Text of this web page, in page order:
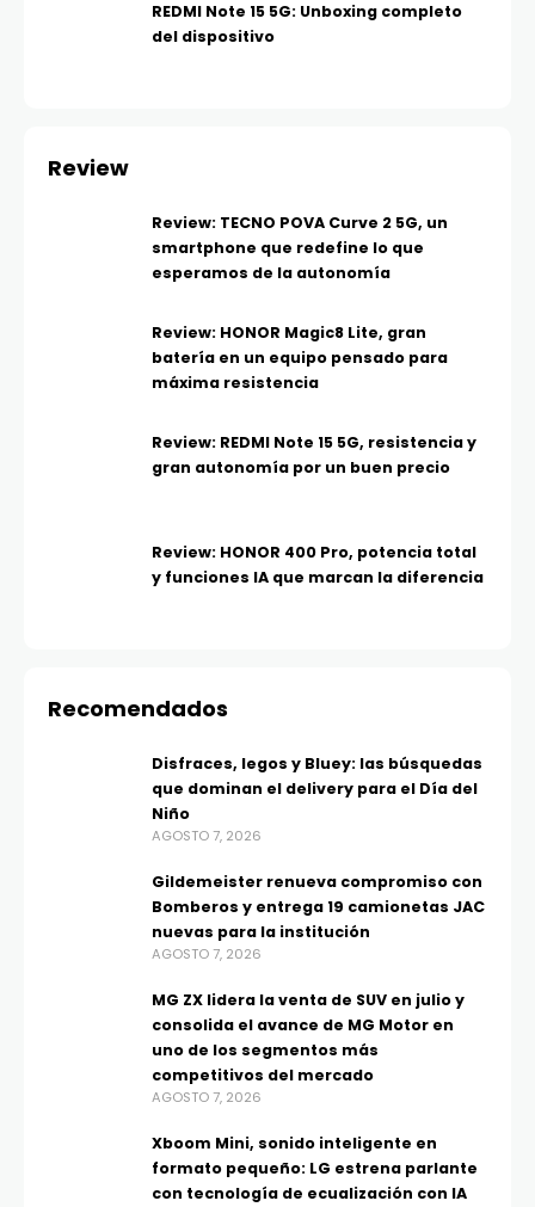
REDMI Note 15 5G: Unboxing completo
del dispositivo
Review
Review: TECNO POVA Curve 2 5G, un
smartphone que redefine lo que
esperamos de la autonomía
Review: HONOR Magic8 Lite, gran
batería en un equipo pensado para
máxima resistencia
Review: REDMI Note 15 5G, resistencia y
gran autonomía por un buen precio
Review: HONOR 400 Pro, potencia total
y funciones IA que marcan la diferencia
Recomendados
Disfraces, legos y Bluey: las búsquedas
que dominan el delivery para el Día del
Niño
AGOSTO 7, 2026
Gildemeister renueva compromiso con
Bomberos y entrega 19 camionetas JAC
nuevas para la institución
AGOSTO 7, 2026
MG ZX lidera la venta de SUV en julio y
consolida el avance de MG Motor en
uno de los segmentos más
competitivos del mercado
AGOSTO 7, 2026
Xboom Mini, sonido inteligente en
formato pequeño: LG estrena parlante
con tecnología de ecualización con IA